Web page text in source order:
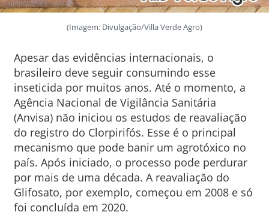
(Imagem: Divulgação/Villa Verde Agro)
Apesar das evidências internacionais, o
brasileiro deve seguir consumindo esse
inseticida por muitos anos. Até o momento, a
Agência Nacional de Vigilância Sanitária
(Anvisa) não iniciou os estudos de reavaliação
do registro do Clorpirifós. Esse é o principal
mecanismo que pode banir um agrotóxico no
país. Após iniciado, o processo pode perdurar
por mais de uma década. A reavaliação do
Glifosato, por exemplo, começou em 2008 e só
foi concluída em 2020.